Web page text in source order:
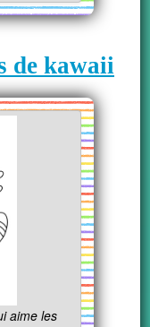
de kawaii
aime les